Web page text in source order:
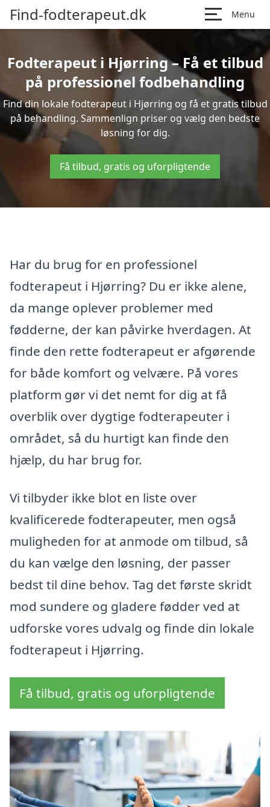
Find-fodterapeut.dk Menu
Fodterapeut i Hjørring – Få et tilbud
på professionel fodbehandling
Find din lokale fodterapeut i Hjørring og få et gratis tilbud
på behandling. Sammenlign priser og vælg den bedste
løsning for dig.
Få tilbud, gratis og uforpligtende
Har du brug for en professionel
fodterapeut i Hjørring? Du er ikke alene,
da mange oplever problemer med
fødderne, der kan påvirke hverdagen. At
finde den rette fodterapeut er afgørende
for både komfort og velvære. På vores
platform gør vi det nemt for dig at få
overblik over dygtige fodterapeuter i
området, så du hurtigt kan finde den
hjælp, du har brug for.
Vi tilbyder ikke blot en liste over
kvalificerede fodterapeuter, men også
muligheden for at anmode om tilbud, så
du kan vælge den løsning, der passer
bedst til dine behov. Tag det første skridt
mod sundere og gladere fødder ved at
udforske vores udvalg og finde din lokale
fodterapeut i Hjørring.
Få tilbud, gratis og uforpligtende